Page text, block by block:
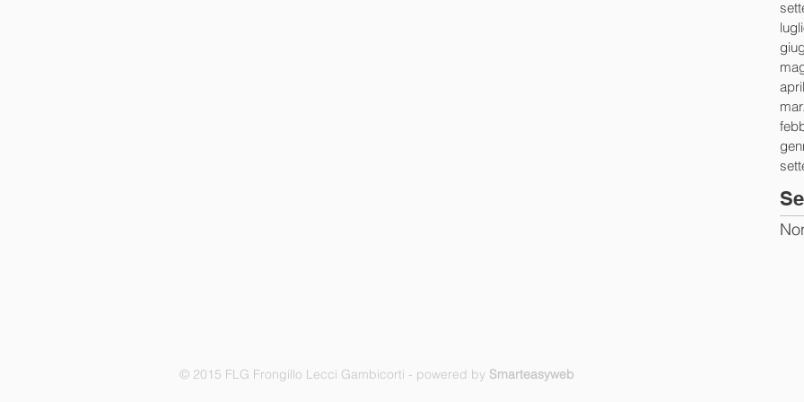
© 2015 FLG Frongillo Lecci Gambicorti - powered by Smarteasyweb